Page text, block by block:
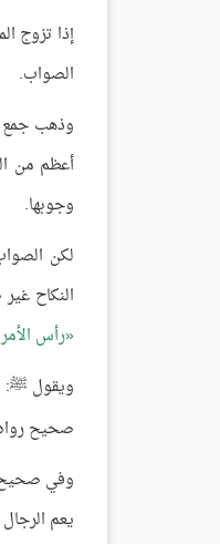
إذا تزوج
الصواب.
وذهب جمع
أعظم من
وجوبها.
لكن
النكاح
رأس
ويقول ﷺ:
صحيح
وفي صحيح
يعم